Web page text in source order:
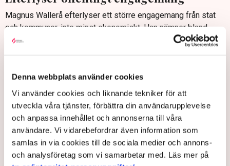
Denna webbplats använder cookies
Vi använder cookies och liknande tekniker för att
utveckla våra tjänster, förbättra din användarupplevelse
och anpassa innehållet och annonserna till våra
användare. Vi vidarebefordrar även information som
samlas in via cookies till de sociala medier och annons-
och analysföretag som vi samarbetar med. Läs mer på
Magnus Wallerå efterlyser ett större engagemang från stat
och kommuner, inte minst ekonomiskt. Han nämner bland
annat de arbetsplatsförlagda praktikplatserna (APL), som han
– Det kostar pengar för företag att ta emot praktikanter och i
synnerhet små företag kan se det som en belastning. Därför
vore det rimligt med någon form av ersättning, säger han.
Dessutom vill han se ett ökat antal gymnasieskolor som ger
yrkesutbildning, men understryker att det då är viktigt att
utrustningen är modern och lever upp till dagens standard.
Där är det också viktigt med samverkan mellan samhället och